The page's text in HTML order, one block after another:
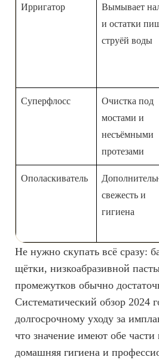
Ирригатор
Вымывает
и остатки
струёй воды
Суперфлосс
Очистка под
мостами и
несъёмными
протезами
Ополаскиватель
свежесть и
гигиена
Не нужно скупать всё сразу:
щётки, низкоабразивной
промежутков обычно
Систематический обзор 2024
долгосрочному уходу за
что значение имеют обе
домашняя гигиена и